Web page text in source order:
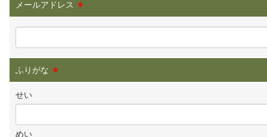
メールアドレス ※
ふりがな ※
せい
めい